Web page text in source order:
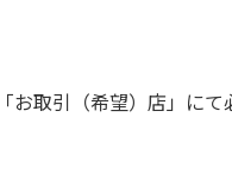
お取引（希望）店」にて